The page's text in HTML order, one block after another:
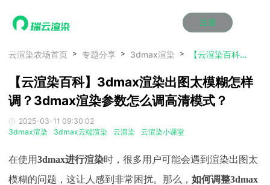
注册
首页
产品服务
云制作
云渲染管理系统
瑞兔百宝箱
AI视频插帧
云制作
云渲染管理系统
瑞兔百宝箱
AI视频插帧
云制作
云渲染管理系统
瑞兔百宝箱
AI视频插帧
云制作
云渲染管理系统
瑞兔百宝箱
AI视频插帧
云制作
云渲染管理系统
瑞兔百宝箱
AI视频插帧
云制作
云渲染管理系统
瑞兔百宝箱
AI视频插帧
Maya云渲染方案
3ds Max云渲染方案
Cinema 4D云渲染方案
Maya AI渲染方案
Maya云渲染方案
3ds Max云渲染方案
Cinema 4D云渲染方案
Maya AI渲染方案
Maya云渲染方案
3ds Max云渲染方案
Cinema 4D云渲染方案
Maya AI渲染方案
Maya云渲染方案
3ds Max云渲染方案
Cinema 4D云渲染方案
Maya AI渲染方案
Maya云渲染方案
3ds Max云渲染方案
Cinema 4D云渲染方案
Maya AI渲染方案
Maya云渲染方案
3ds Max云渲染方案
Cinema 4D云渲染方案
Maya AI渲染方案
动画价格
效果图价格
云制作价格
动画价格
效果图价格
云制作价格
动画价格
效果图价格
云制作价格
动画价格
效果图价格
云制作价格
动画价格
效果图价格
云制作价格
动画价格
效果图价格
云制作价格
新闻资讯
新闻资讯
新闻资讯
新闻资讯
新闻资讯
新闻资讯
云渲染农场首页 专题分享 3dmax渲染 【云渲染百科】3dmax渲染出图太模糊怎样调？3dmax渲染参数怎么调高清模式？
【云渲染百科】3dmax渲染出图太模糊怎样
调？3dmax渲染参数怎么调高清模式？
2025-03-11 09:30:02
3dmax渲染
3dmax云端渲染 云渲染 云渲染小课堂
在使用3dmax进行渲染时，很多用户可能会遇到渲染出图太
模糊的问题，这让人感到非常困扰。那么， 如何调整3dmax